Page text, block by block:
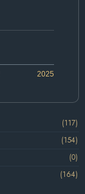
2025
(117)
(154)
(0)
(164)